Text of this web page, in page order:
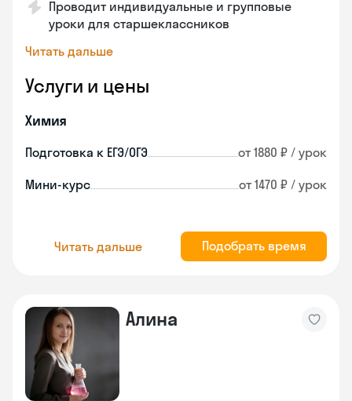
Проводит индивидуальные и групповые
уроки для старшеклассников
Читать дальше
Услуги и цены
Химия
Подготовка к ЕГЭ/ОГЭ от 1880 ₽ / урок
Мини-курс от 1470 ₽ / урок
Читать дальше Подобрать время
Алина